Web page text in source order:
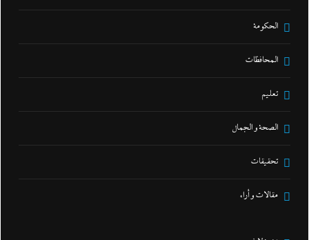
الحكومة
المحافظات
تعليم
الصحة و الجمال
تحقيقات
مقالات و أراء